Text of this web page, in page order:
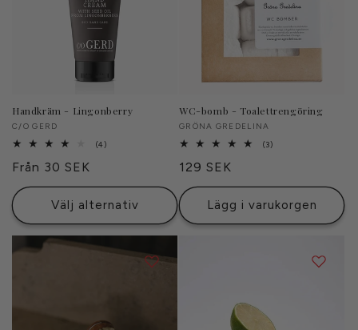
Handkräm - Lingonberry
Säljare:
C/O GERD
(4)4
Ordinarie
pris
Från 30 SEK
Välj alternativ
WC-bomb - Toalettrengöring
Säljare:
GRÖNA GREDELINA
(3)3
Ordinarie
pris
129 SEK
Lägg i varukorgen